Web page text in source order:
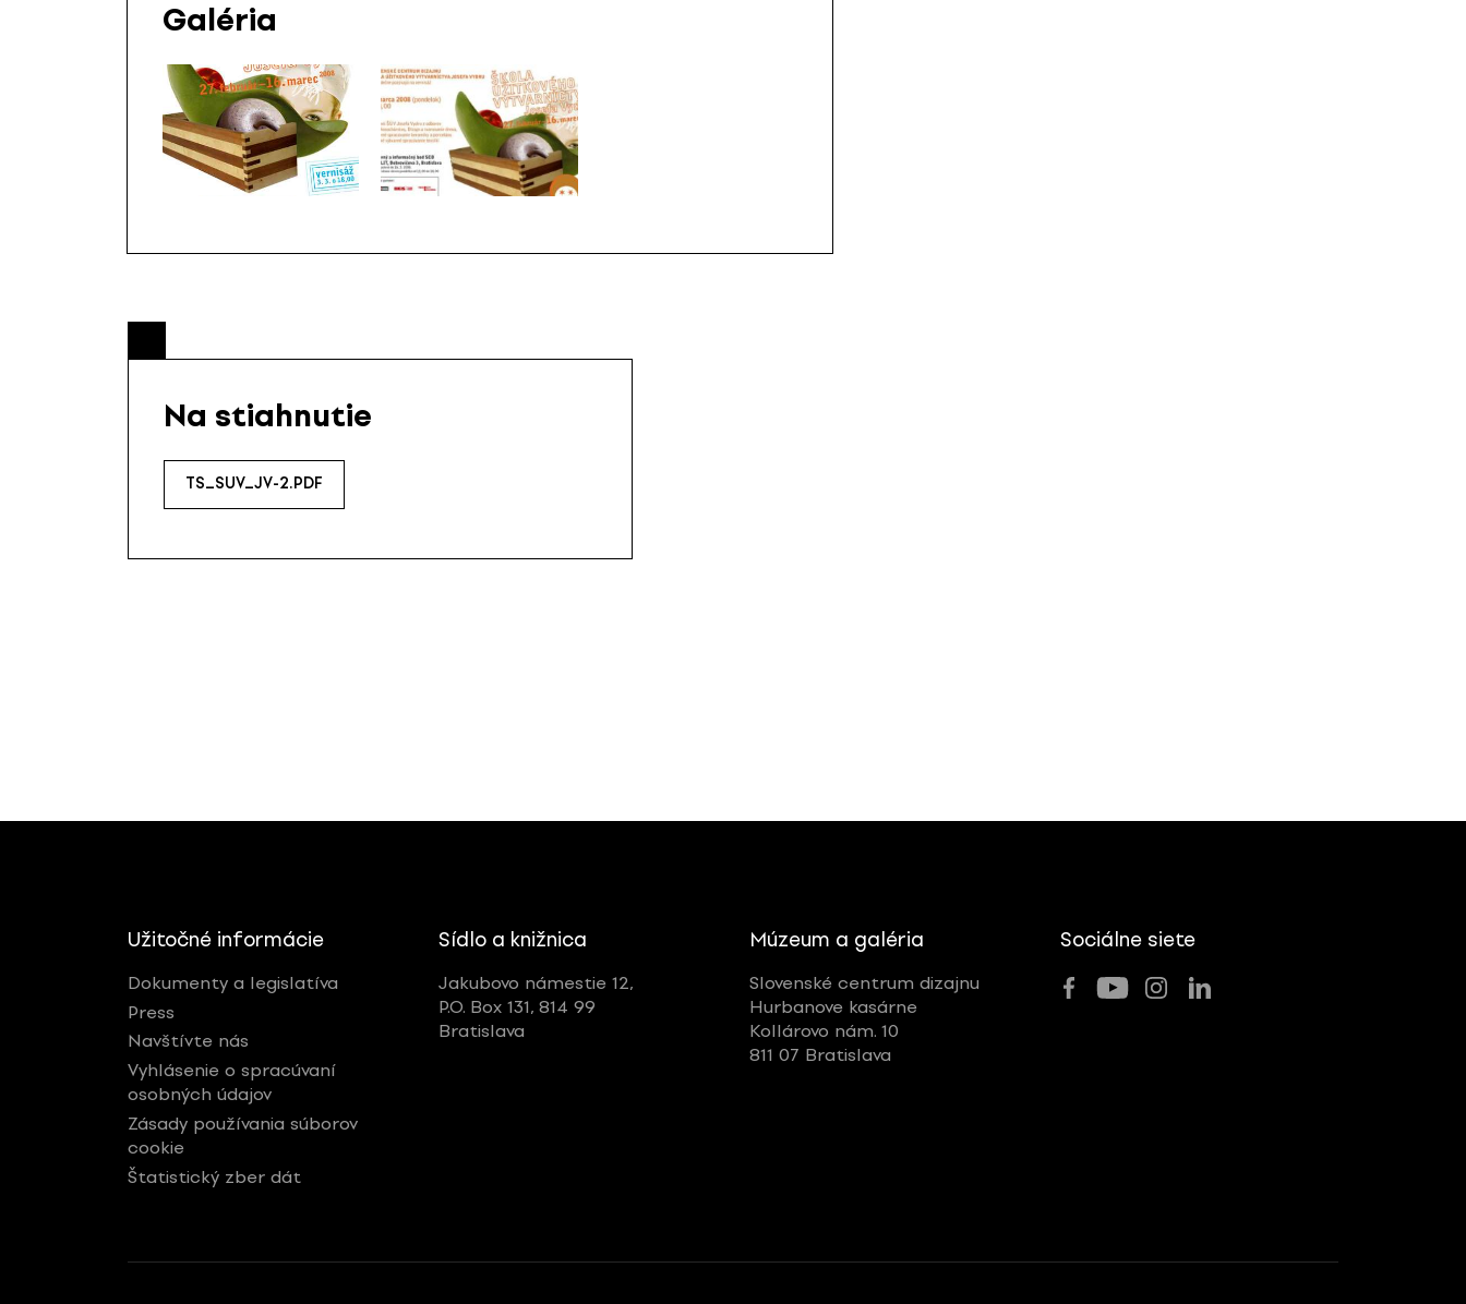
Galéria
Na stiahnutie
TS_SUV_JV-2.PDF
Užitočné informácie
Dokumenty a legislatíva
Press
Navštívte nás
Vyhlásenie o spracúvaní
osobných údajov
Zásady používania súborov
cookie
Štatistický zber dát
Sídlo a knižnica
Jakubovo námestie 12,
P.O. Box 131, 814 99
Bratislava
Múzeum a galéria
Slovenské centrum dizajnu
Hurbanove kasárne
Kollárovo nám. 10
811 07 Bratislava
Sociálne siete